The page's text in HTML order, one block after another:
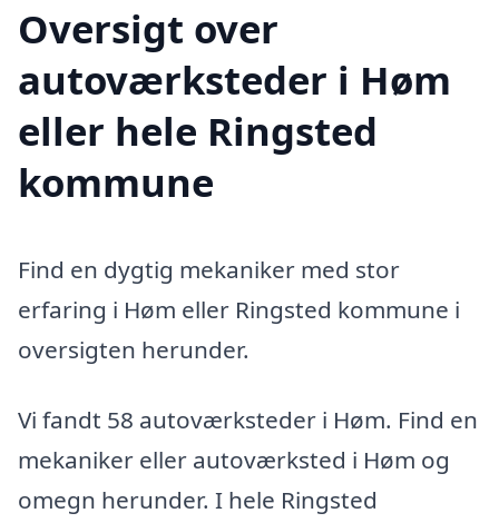
Oversigt over
autoværksteder i Høm
eller hele Ringsted
kommune
Find en dygtig mekaniker med stor
erfaring i Høm eller Ringsted kommune i
oversigten herunder.
Vi fandt 58 autoværksteder i Høm. Find en
mekaniker eller autoværksted i Høm og
omegn herunder. I hele Ringsted